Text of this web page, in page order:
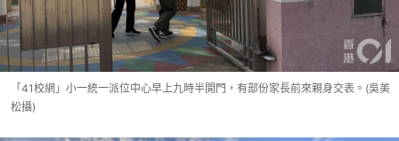
「41校網」小一統一派位中心早上九時半開門，有部份家長前來親身交表。(吳美
松攝)